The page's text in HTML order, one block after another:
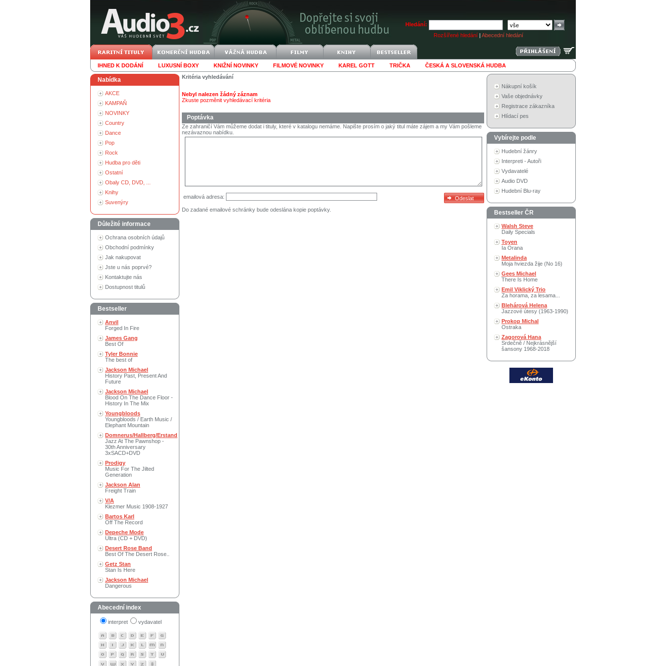
Hledání:
Rozšířené hledání | Abecední hledání
IHNED K DODÁNÍ LUXUSNÍ BOXY KNIŽNÍ NOVINKY FILMOVÉ NOVINKY KAREL GOTT TRIČKA ČESKÁ A SLOVENSKÁ HUDBA
Nabídka
AKCE
KAMPAŇ
NOVINKY
Country
Dance
Pop
Rock
Hudba pro děti
Ostatní
Obaly CD, DVD, ...
Knihy
Suvenýry
Důležité informace
Ochrana osobních údajů
Obchodní podmínky
Jak nakupovat
Jste u nás poprvé?
Kontaktujte nás
Dostupnost titulů
Bestseller
Anvil
Forged In Fire
James Gang
Best Of
Tyler Bonnie
The best of
Jackson Michael
History Past, Present And
Future
Jackson Michael
Blood On The Dance Floor -
History In The Mix
Youngbloods
Youngbloods / Earth Music /
Elephant Mountain
Domnerus/Hallberg/Erstand
Jazz At The Pawnshop -
30th Anniversary
3xSACD+DVD
Prodigy
Music For The Jilted
Generation
Jackson Alan
Freight Train
V/A
Klezmer Music 1908-1927
Bartos Karl
Off The Record
Depeche Mode
Ultra (CD + DVD)
Desert Rose Band
Best Of The Desert Rose..
Getz Stan
Stan Is Here
Jackson Michael
Dangerous
Abecední index
interpret vydavatel
Kritéria vyhledávání
Nebyl nalezen žádný záznam
Zkuste pozměnit vyhledávací kritéria
Poptávka
Ze zahraničí Vám můžeme dodat i tituly, které v katalogu nemáme. Napište prosím o jaký titul máte zájem a my Vám pošleme
nezávaznou nabídku.
emailová adresa:
Do zadané emailové schránky bude odeslána kopie poptávky.
Nákupní košík
Vaše objednávky
Registrace zákazníka
Hlídací pes
Vybírejte podle
Hudební žánry
Interpreti - Autoři
Vydavatelé
Audio DVD
Hudební Blu-ray
Bestseller ČR
Walsh Steve
Daily Specials
Toyen
Ia Orana
Metalinda
Moja hviezda žije (No 16)
Gees Michael
There Is Home
Emil Viklický Trio
Za horama, za lesama...
Blehárová Helena
Jazzové útesy (1963-1990)
Prokop Michal
Ostraka
Zagorová Hana
Srdečně / Nejkrásnější
šansony 1968-2018